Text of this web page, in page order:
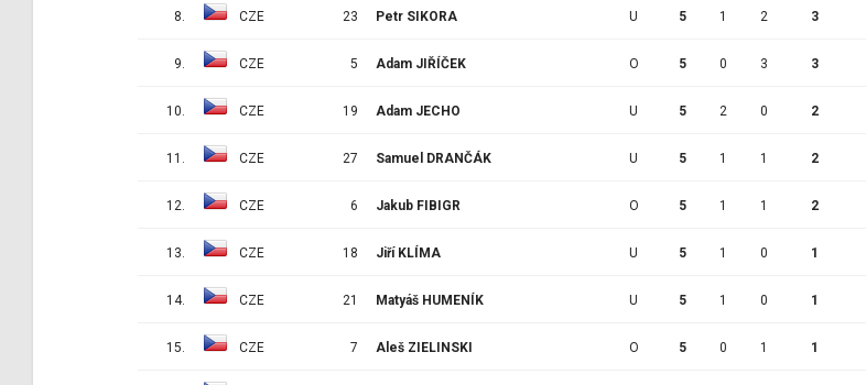
8. CZE 23 Petr SIKORA U 5 1 2 3
9. CZE 5 Adam JIŘÍČEK O 5 0 3 3
10. CZE 19 Adam JECHO U 5 2 0 2
11. CZE 27 Samuel DRANČÁK U 5 1 1 2
12. CZE 6 Jakub FIBIGR O 5 1 1 2
13. CZE 18 Jiří KLÍMA U 5 1 0 1
14. CZE 21 Matyáš HUMENÍK U 5 1 0 1
15. CZE 7 Aleš ZIELINSKI O 5 0 1 1